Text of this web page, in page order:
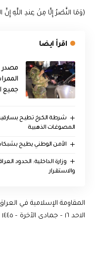
(وَمَا النَّصْرُ إِلَّا مِنْ عِندِ اللَّهِ إِنَّ
اقرأ ايضا
مصدر
جميع
المصوغات الذهبية
الأمن الوطني يطيح
وزارة الداخلية: الحدود
والاستقرار
المقاومة الإسلامية في
الاحد ١٦ – جمادى الآخرة – ١٤٤٥ هـ